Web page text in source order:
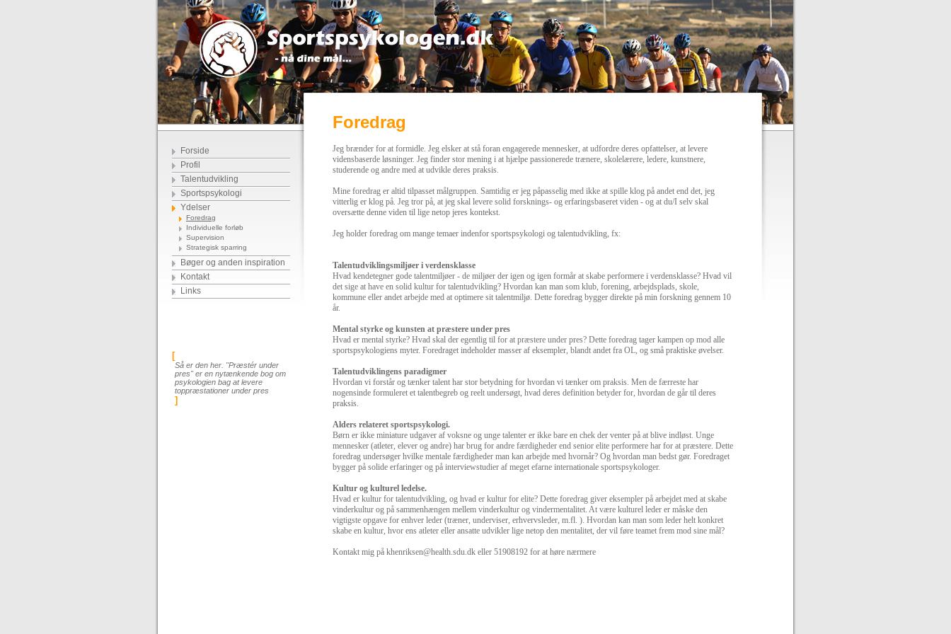
Forside
Profil
Talentudvikling
Sportspsykologi
Ydelser
Foredrag
Individuelle forløb
Supervision
Strategisk sparring
Bøger og anden inspiration
Kontakt
Links
[
Så er den her. "Præstér under
pres" er en nytænkende bog om
psykologien bag at levere
toppræstationer under pres
]
Foredrag
Jeg brænder for at formidle. Jeg elsker at stå foran engagerede mennesker, at udfordre deres opfattelser, at levere
vidensbaserde løsninger. Jeg finder stor mening i at hjælpe passionerede trænere, skolelærere, ledere, kunstnere,
studerende og andre med at udvikle deres praksis.
Mine foredrag er altid tilpasset målgruppen. Samtidig er jeg påpasselig med ikke at spille klog på andet end det, jeg
vitterlig er klog på. Jeg tror på, at jeg skal levere solid forsknings- og erfaringsbaseret viden - og at du/I selv skal
oversætte denne viden til lige netop jeres kontekst.
Jeg holder foredrag om mange temaer indenfor sportspsykologi og talentudvikling, fx:
Talentudviklingsmiljøer i verdensklasse
Hvad kendetegner gode talentmiljøer - de miljøer der igen og igen formår at skabe performere i verdensklasse? Hvad vil
det sige at have en solid kultur for talentudvikling? Hvordan kan man som klub, forening, arbejdsplads, skole,
kommune eller andet arbejde med at optimere sit talentmiljø. Dette foredrag bygger direkte på min forskning gennem 10
år.
Mental styrke og kunsten at præstere under pres
Hvad er mental styrke? Hvad skal der egentlig til for at præstere under pres? Dette foredrag tager kampen op mod alle
sportspsykologiens myter. Foredraget indeholder masser af eksempler, blandt andet fra OL, og små praktiske øvelser.
Talentudviklingens paradigmer
Hvordan vi forstår og tænker talent har stor betydning for hvordan vi tænker om praksis. Men de færreste har
nogensinde formuleret et talentbegreb og reelt undersøgt, hvad deres definition betyder for, hvordan de går til deres
praksis.
Alders relateret sportspsykologi.
Børn er ikke miniature udgaver af voksne og unge talenter er ikke bare en chek der venter på at blive indløst. Unge
mennesker (atleter, elever og andre) har brug for andre færdigheder end senior elite performere har for at præstere. Dette
foredrag undersøger hvilke mentale færdigheder man kan arbejde med hvornår? Og hvordan man bedst gør. Foredraget
bygger på solide erfaringer og på interviewstudier af meget efarne internationale sportspsykologer.
Kultur og kulturel ledelse.
Hvad er kultur for talentudvikling, og hvad er kultur for elite? Dette foredrag giver eksempler på arbejdet med at skabe
vinderkultur og på sammenhængen mellem vinderkultur og vindermentalitet. At være kulturel leder er måske den
vigtigste opgave for enhver leder (træner, underviser, erhvervsleder, m.fl. ). Hvordan kan man som leder helt konkret
skabe en kultur, hvor ens atleter eller ansatte udvikler lige netop den mentalitet, der vil føre teamet frem mod sine mål?
Kontakt mig på khenriksen@health.sdu.dk eller 51908192 for at høre nærmere